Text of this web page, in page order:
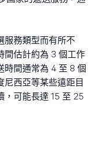
服務類型而有所不
間估計約為 3 個工作
時間通常為 4 至 8 個
尼西亞等某些遠距目
，可能長達 15 至 25